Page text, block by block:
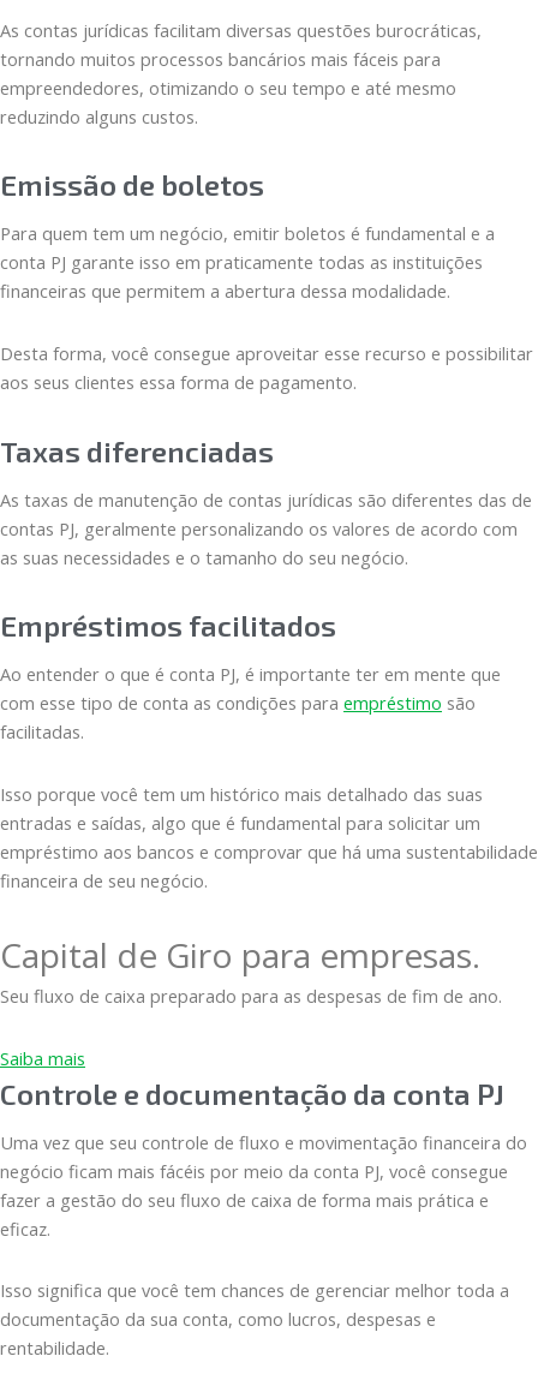
As contas jurídicas facilitam diversas questões burocráticas,
tornando muitos processos bancários mais fáceis para
empreendedores, otimizando o seu tempo e até mesmo
reduzindo alguns custos.
Emissão de boletos
Para quem tem um negócio, emitir boletos é fundamental e a
conta PJ garante isso em praticamente todas as instituições
financeiras que permitem a abertura dessa modalidade.
Desta forma, você consegue aproveitar esse recurso e possibilitar
aos seus clientes essa forma de pagamento.
Taxas diferenciadas
As taxas de manutenção de contas jurídicas são diferentes das de
contas PJ, geralmente personalizando os valores de acordo com
as suas necessidades e o tamanho do seu negócio.
Empréstimos facilitados
Ao entender o que é conta PJ, é importante ter em mente que
com esse tipo de conta as condições para empréstimo são
facilitadas.
Isso porque você tem um histórico mais detalhado das suas
entradas e saídas, algo que é fundamental para solicitar um
empréstimo aos bancos e comprovar que há uma sustentabilidade
financeira de seu negócio.
Capital de Giro para empresas.
Seu fluxo de caixa preparado para as despesas de fim de ano.
Saiba mais
Controle e documentação da conta PJ
Uma vez que seu controle de fluxo e movimentação financeira do
negócio ficam mais fácéis por meio da conta PJ, você consegue
fazer a gestão do seu fluxo de caixa de forma mais prática e
eficaz.
Isso significa que você tem chances de gerenciar melhor toda a
documentação da sua conta, como lucros, despesas e
rentabilidade.